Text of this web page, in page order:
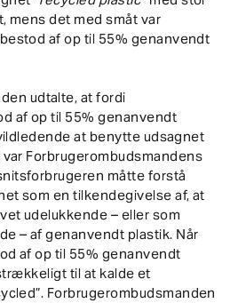
mens det med småt var
af op til 55% genanvendt
udtalte, at fordi
af op til 55% genanvendt
at benytte udsagnet
var Forbrugerombudsmandens
måtte forstå
som en tilkendegivelse af, at
udelukkende – eller som
– af genanvendt plastik. Når
af op til 55% genanvendt
til at kalde et
Forbrugerombudsmanden